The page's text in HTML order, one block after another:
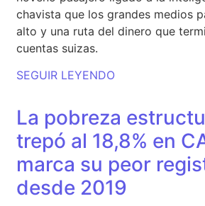
chavista que los grandes medios
alto y una ruta del dinero que
cuentas suizas.
SEGUIR LEYENDO
La pobreza
trepó al 18,8% en
marca su peor
desde 2019